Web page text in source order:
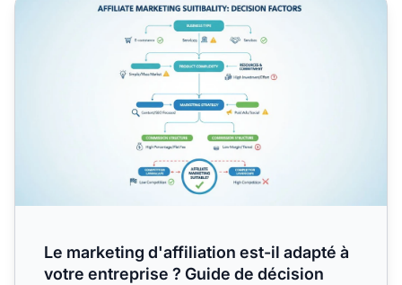
Le marketing d'affiliation est-il adapté à
votre entreprise ? Guide de décision